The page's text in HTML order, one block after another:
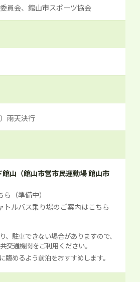
員会、館山市スポーツ協会
雨天決行
山（館山市営市民運動場 館山市
ら（準備中）
トルバス乗り場のご案内はこちら
、駐車できない場合がありますので、
交通機関をご利用ください。
臨めるよう前泊をおすすめします。